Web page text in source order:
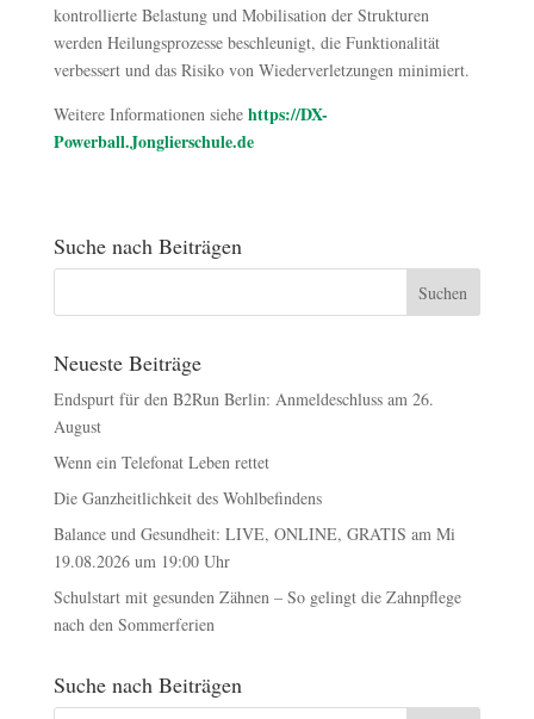
kontrollierte Belastung und Mobilisation der Strukturen
werden Heilungsprozesse beschleunigt, die Funktionalität
verbessert und das Risiko von Wiederverletzungen minimiert.
Weitere Informationen siehe https://DX-
Powerball.Jonglierschule.de
Suche nach Beiträgen
Neueste Beiträge
Endspurt für den B2Run Berlin: Anmeldeschluss am 26.
August
Wenn ein Telefonat Leben rettet
Die Ganzheitlichkeit des Wohlbefindens
Balance und Gesundheit: LIVE, ONLINE, GRATIS am Mi
19.08.2026 um 19:00 Uhr
Schulstart mit gesunden Zähnen – So gelingt die Zahnpflege
nach den Sommerferien
Suche nach Beiträgen